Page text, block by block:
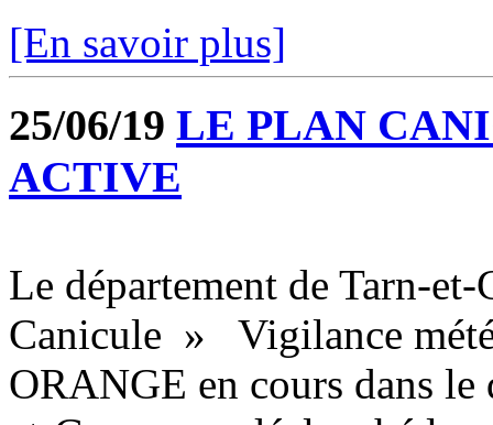
[En savoir plus]
25/06/19 LE PLAN
ACTIVE
Le département de Tarn-
Canicule » Vigilance
ORANGE en cours dans le